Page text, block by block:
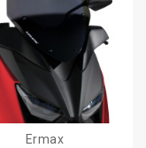
Ermax